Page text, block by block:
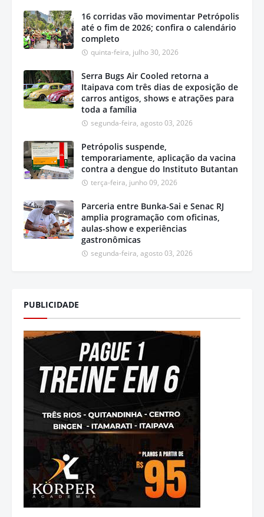
16 corridas vão movimentar Petrópolis
até o fim de 2026; confira o calendário
completo
quinta-feira, julho 30, 2026
Serra Bugs Air Cooled retorna a
Itaipava com três dias de exposição de
carros antigos, shows e atrações para
toda a família
segunda-feira, agosto 03, 2026
Petrópolis suspende,
temporariamente, aplicação da vacina
contra a dengue do Instituto Butantan
terça-feira, junho 09, 2026
Parceria entre Bunka-Sai e Senac RJ
amplia programação com oficinas,
aulas-show e experiências
gastronômicas
segunda-feira, agosto 03, 2026
PUBLICIDADE